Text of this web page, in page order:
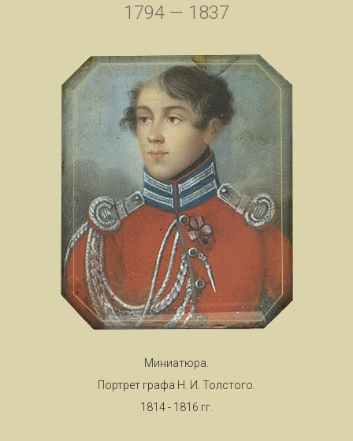
1794 — 1837
Миниатюра.
Портрет графа Н. И. Толстого.
1814 - 1816 гг.